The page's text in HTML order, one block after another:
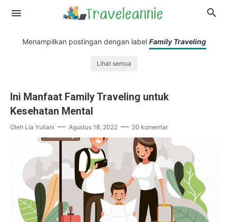
Menampilkan postingan dengan label Family Traveling
Lihat semua
Ini Manfaat Family Traveling untuk
Kesehatan Mental
Oleh Lia Yuliani Agustus 18, 2022 20 komentar